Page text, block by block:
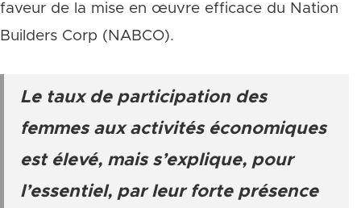
faveur de la mise en œuvre efficace du Nation
Builders Corp (NABCO).
Le taux de participation des
femmes aux activités économiques
est élevé, mais s’explique, pour
l’essentiel, par leur forte présence